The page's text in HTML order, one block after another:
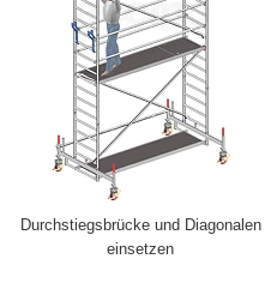
Durchstiegsbrücke und Diagonalen
einsetzen